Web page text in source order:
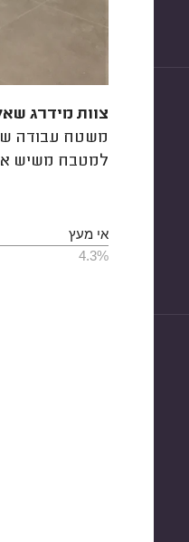
צוות מידרג
משטח עבודה
למטבח משיש
אי מעץ
4.3%